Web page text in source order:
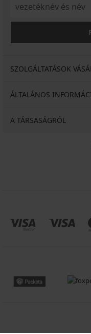
SZOLGÁLTATÁSOK
ÁLTALÁNOS
A TÁRSASÁGRÓL